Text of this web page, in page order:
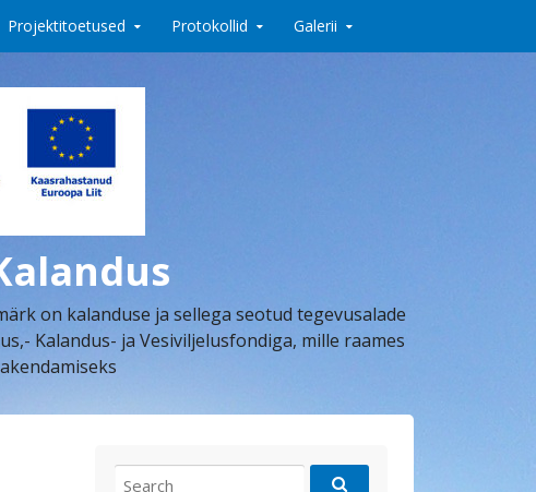
Projektitoetused Protokollid Galerii
on kalanduse ja sellega seotud tegevusalade
Kalandus- ja Vesiviljelusfondiga, mille raames